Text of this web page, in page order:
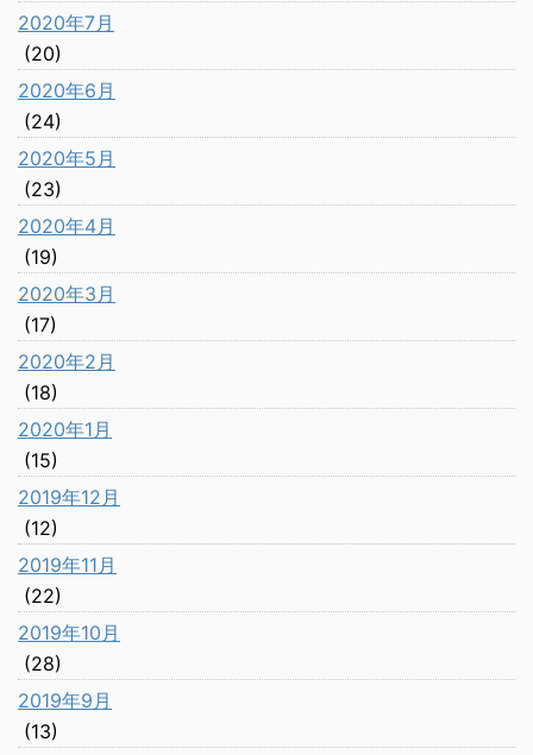
2020年7月
(20)
2020年6月
(24)
2020年5月
(23)
2020年4月
(19)
2020年3月
(17)
2020年2月
(18)
2020年1月
(15)
2019年12月
(12)
2019年11月
(22)
2019年10月
(28)
2019年9月
(13)